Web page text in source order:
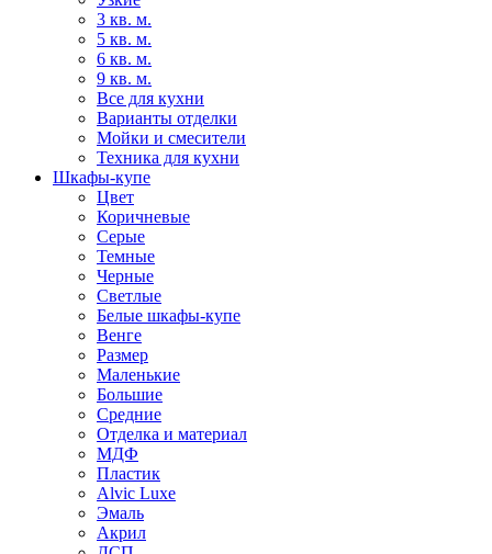
3 кв. м.
5 кв. м.
6 кв. м.
9 кв. м.
Все для кухни
Варианты отделки
Мойки и смесители
Техника для кухни
Шкафы-купе
Цвет
Коричневые
Серые
Темные
Черные
Светлые
Белые шкафы-купе
Венге
Размер
Маленькие
Большие
Средние
Отделка и материал
МДФ
Пластик
Alvic Luxe
Эмаль
Акрил